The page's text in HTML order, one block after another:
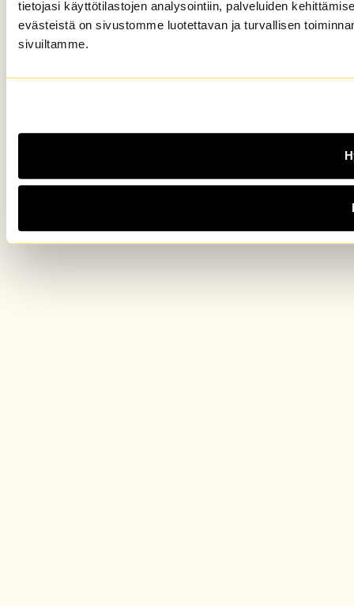
tietojasi käyttötilastojen analysointiin, palveluiden
evästeistä on sivustomme luotettavan ja turvallisen
sivuiltamme.